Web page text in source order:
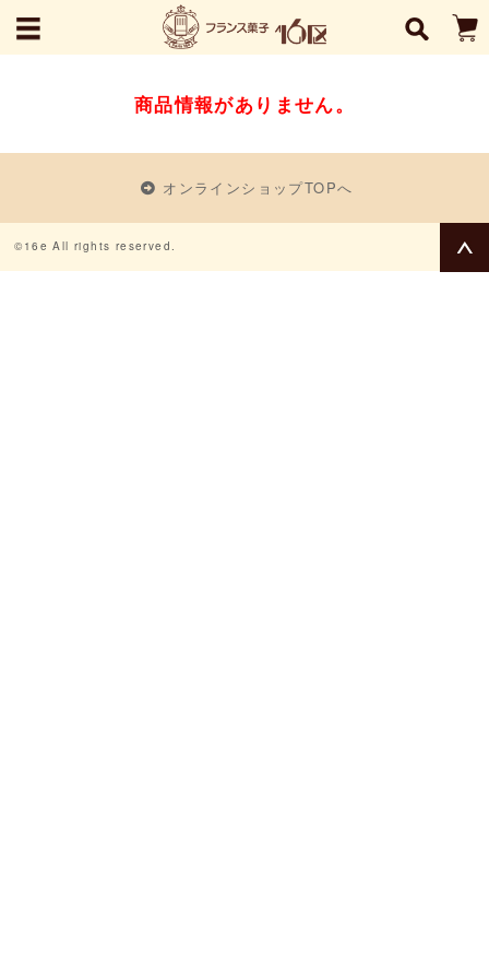
商品情報がありません。
オンラインショップTOPへ
©16e All rights reserved.